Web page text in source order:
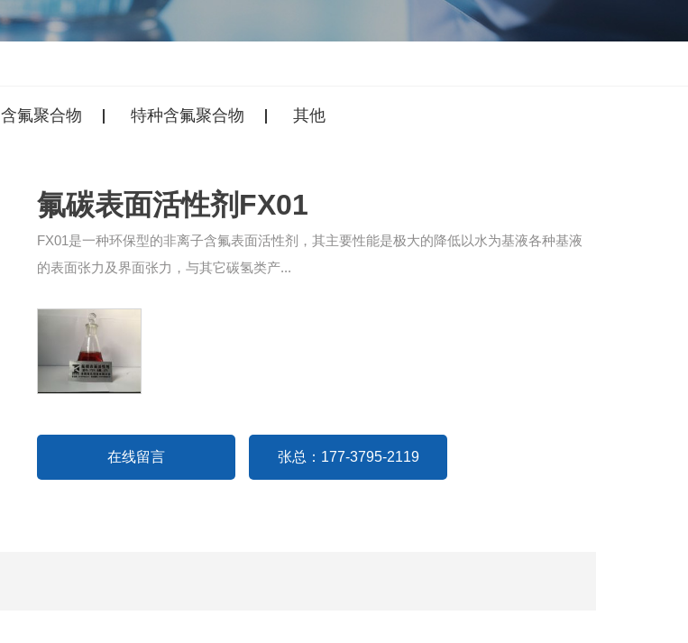
含氟聚合物 特种含氟聚合物 其他
氟碳表面活性剂FX01
FX01是一种环保型的非离子含氟表面活性剂，其主要性能是极大的降低以水为基液各种基液
的表面张力及界面张力，与其它碳氢类产...
在线留言 张总：177-3795-2119